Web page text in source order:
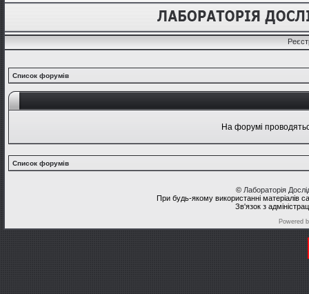
Список форумів
На форумі
Список форумів
© Лабораторія
При будь-якому використанні матеріалів
Зв'язок з
Powered